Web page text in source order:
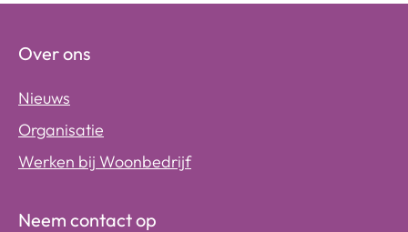
Over ons
Nieuws
Organisatie
Werken bij Woonbedrijf
Neem contact op